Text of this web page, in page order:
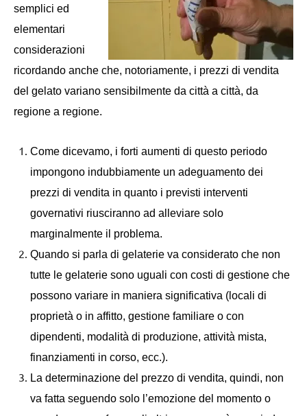
semplici ed
elementari
considerazioni
ricordando anche che, notoriamente, i prezzi di vendita
del gelato variano sensibilmente da città a città, da
regione a regione.
Come dicevamo, i forti aumenti di questo periodo
impongono indubbiamente un adeguamento dei
prezzi di vendita in quanto i previsti interventi
governativi riusciranno ad alleviare solo
marginalmente il problema.
Quando si parla di gelaterie va considerato che non
tutte le gelaterie sono uguali con costi di gestione che
possono variare in maniera significativa (locali di
proprietà o in affitto, gestione familiare o con
dipendenti, modalità di produzione, attività mista,
finanziamenti in corso, ecc.).
La determinazione del prezzo di vendita, quindi, non
va fatta seguendo solo l’emozione del momento o